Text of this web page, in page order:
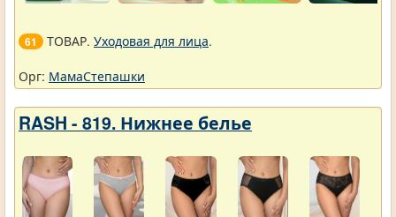
61 ТОВАР. Уходовая для лица.
Орг: МамаСтепашки
RASH - 819. Нижнее белье